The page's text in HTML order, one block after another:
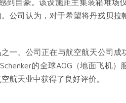
到自豪。该设施距主集装箱堆场
公司认为，对于希望将丹戎贝拉
一。公司正在与航空航天公司成
的全球AOG（地面飞机）
航天业中获得了良好评价。